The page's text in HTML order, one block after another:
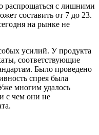
распрощаться с лишними
составить от 7 до 23.
на рынке не
усилий. У продукта
соответствующие
Было проведено
спрея была
многим удалось
с чем они не